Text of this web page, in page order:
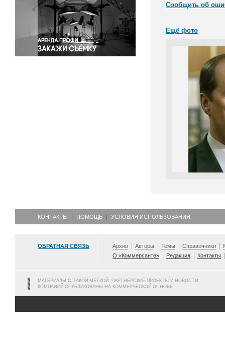
Спорт
Экология
Экономика и бизнес
Сообщить об
Ещё фото
КОНТАКТЫ ПОМОЩЬ УСЛОВИЯ ИСПОЛЬЗОВАНИЯ
ОБРАТНАЯ СВЯЗЬ Архив Авторы Темы Справочники
О «Коммерсанте»
Редакция Контакты
МАТЕРИАЛЫ С ТАКОЙ МЕТКОЙ, ПАРТНЕРСКИЕ ПРОЕКТЫ И НОВОСТИ
КОМПАНИЙ ОПУБЛИКОВАНЫ НА КОММЕРЧЕСКОЙ ОСНОВЕ